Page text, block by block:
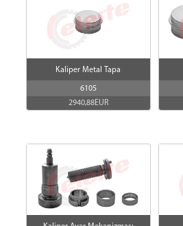
Kaliper Metal Tapa
6105
2940,88EUR